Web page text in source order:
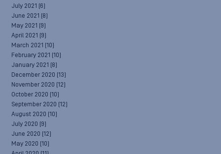
July 2021 (6)
June 2021 (8)
May 2021 (9)
April 2021 (9)
March 2021 (10)
February 2021 (10)
January 2021 (8)
December 2020 (13)
November 2020 (12)
October 2020 (10)
September 2020 (12)
August 2020 (10)
July 2020 (9)
June 2020 (12)
May 2020 (10)